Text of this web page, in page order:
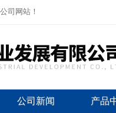
司网站！
公司新闻 产品